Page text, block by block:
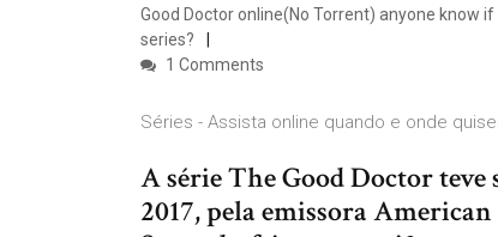
Good Doctor online(No Torrent) anyone know
series?
1 Comments
Séries - Assista online quando e onde
A série The Good Doctor
2017, pela emissora